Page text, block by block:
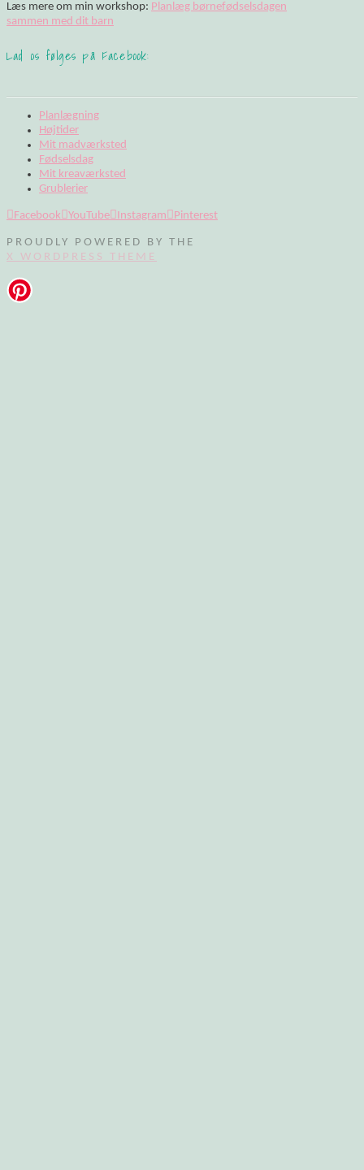
Læs mere om min workshop: Planlæg børnefødselsdagen
sammen med dit barn
Lad os følges på Facebook:
Planlægning
Højtider
Mit madværksted
Fødselsdag
Mit kreaværksted
Grublerier
Facebook YouTube Instagram Pinterest
PROUDLY POWERED BY THE
X WORDPRESS THEME